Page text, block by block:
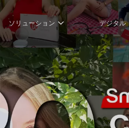
ソリューション デジタル